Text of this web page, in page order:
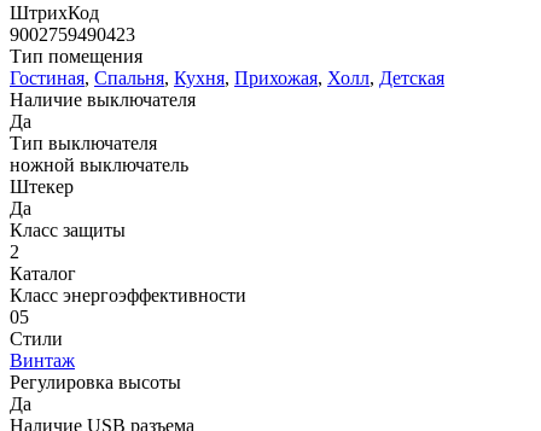
ШтрихКод
9002759490423
Тип помещения
Гостиная, Спальня, Кухня, Прихожая, Холл, Детская
Наличие выключателя
Да
Тип выключателя
ножной выключатель
Штекер
Да
Класс защиты
2
Каталог
Класс энергоэффективности
05
Стили
Винтаж
Регулировка высоты
Да
Наличие USB разъема